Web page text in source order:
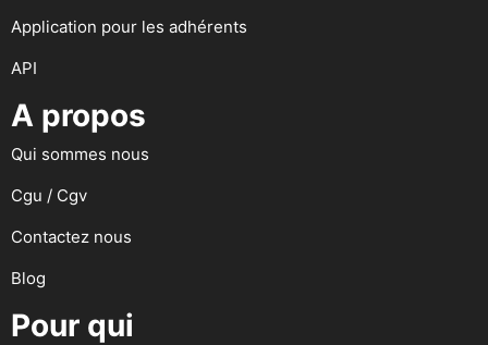
Application pour les adhérents
API
A propos
Qui sommes nous
Cgu / Cgv
Contactez nous
Blog
Pour qui